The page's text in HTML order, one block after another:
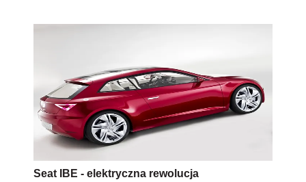
Seat IBE - elektryczna rewolucja